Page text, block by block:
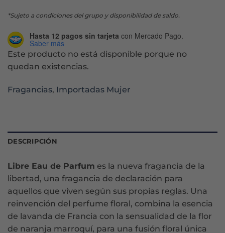
*Sujeto a condiciones del grupo y disponibilidad de saldo.
Hasta 12 pagos sin tarjeta con Mercado Pago.
Saber más
Este producto no está disponible porque no
quedan existencias.
Fragancias, Importadas Mujer
DESCRIPCIÓN
Libre Eau de Parfum es la nueva fragancia de la
libertad, una fragancia de declaración para
aquellos que viven según sus propias reglas. Una
reinvención del perfume floral, combina la esencia
de lavanda de Francia con la sensualidad de la flor
de naranja marroquí, para una fusión floral única